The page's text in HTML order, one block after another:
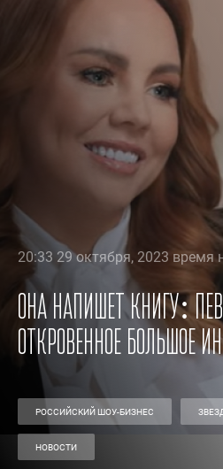
20:33 29 октября, 2023 время
Она напишет книгу:
откровенное большое
РОССИЙСКИЙ ШОУ-БИЗНЕС
НОВОСТИ